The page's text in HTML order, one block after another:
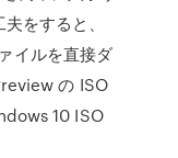
をすると、
イルを直接ダ
の ISO
10 ISO